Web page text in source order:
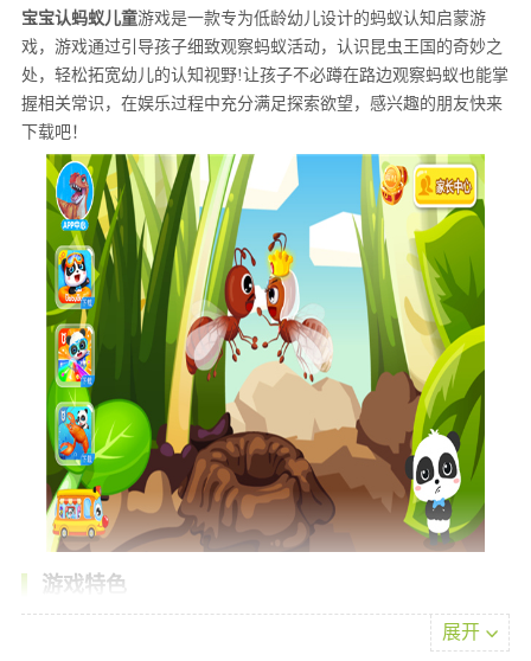
宝宝认蚂蚁儿童游戏是一款专为低龄幼儿设计的蚂蚁认知启蒙游
戏，游戏通过引导孩子细致观察蚂蚁活动，认识昆虫王国的奇妙之
处，轻松拓宽幼儿的认知视野!让孩子不必蹲在路边观察蚂蚁也能掌
握相关常识，在娱乐过程中充分满足探索欲望，感兴趣的朋友快来
下载吧！
游戏特色
宝宝认蚂蚁是专为幼儿设计的科普启蒙游戏，通过生动有趣的互动
展开